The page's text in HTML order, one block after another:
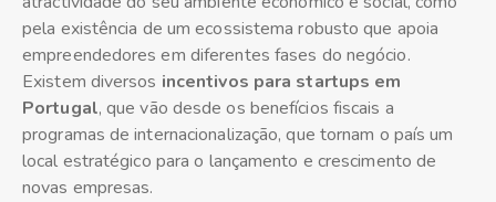
pela existência de um ecossistema robusto que apoia
empreendedores em diferentes fases do negócio.
Existem diversos incentivos para startups em
Portugal, que vão desde os benefícios fiscais a
programas de internacionalização, que tornam o país um
local estratégico para o lançamento e crescimento de
novas empresas.